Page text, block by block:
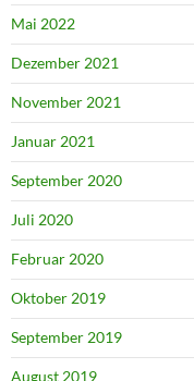
Mai 2022
Dezember 2021
November 2021
Januar 2021
September 2020
Juli 2020
Februar 2020
Oktober 2019
September 2019
August 2019